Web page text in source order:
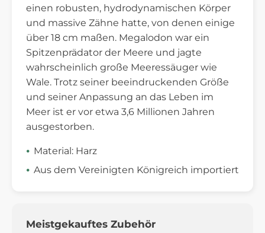
einen robusten, hydrodynamischen Körper
und massive Zähne hatte, von denen einige
über 18 cm maßen. Megalodon war ein
Spitzenprädator der Meere und jagte
wahrscheinlich große Meeressäuger wie
Wale. Trotz seiner beeindruckenden Größe
und seiner Anpassung an das Leben im
Meer ist er vor etwa 3,6 Millionen Jahren
ausgestorben.
Material: Harz
Aus dem Vereinigten Königreich importiert
Meistgekauftes Zubehör